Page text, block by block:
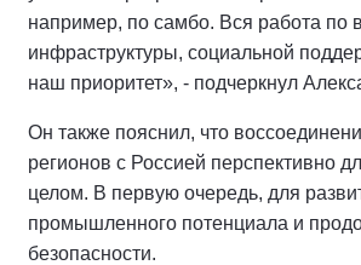
например, по самбо. Вся работа по
инфраструктуры, социальной
наш приоритет», - подчеркнул
Он также пояснил, что
регионов с Россией перспективно
целом. В первую очередь, для
промышленного потенциала и
безопасности.